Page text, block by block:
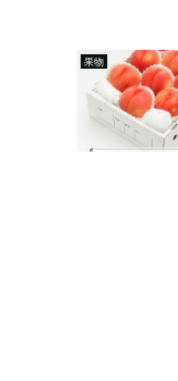
果物